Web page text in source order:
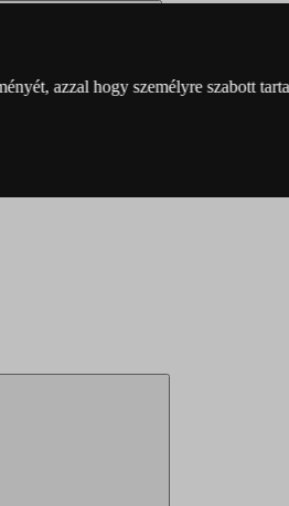
azzal hogy személyre szabott